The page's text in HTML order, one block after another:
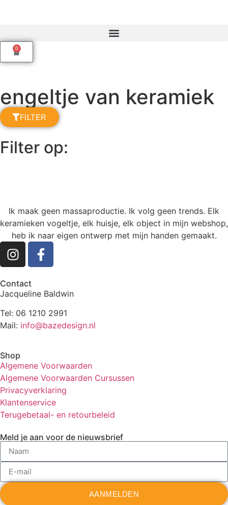
0
engeltje van keramiek
FILTER
Filter op:
Ik maak geen massaproductie. Ik volg geen trends. Elk
keramieken vogeltje, elk huisje, elk object in mijn webshop,
heb ik naar eigen ontwerp met mijn handen gemaakt.
Contact
Jacqueline Baldwin
Tel: 06 1210 2991
Mail: info@bazedesign.nl
Shop
Algemene Voorwaarden
Algemene Voorwaarden Cursussen
Privacyverklaring
Klantenservice
Terugebetaal- en retourbeleid
Meld je aan voor de nieuwsbrief
AANMELDEN